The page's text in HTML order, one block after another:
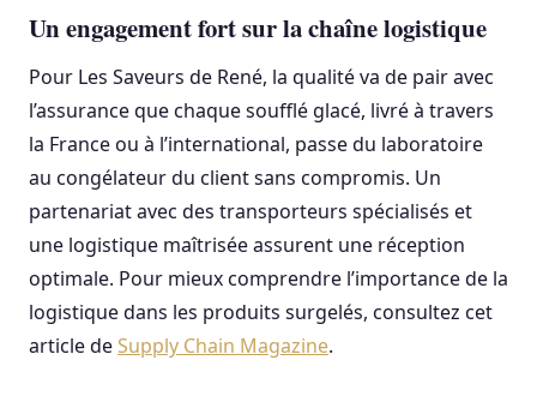
Un engagement fort sur la chaîne logistique
Pour Les Saveurs de René, la qualité va de pair avec
l’assurance que chaque soufflé glacé, livré à travers
la France ou à l’international, passe du laboratoire
au congélateur du client sans compromis. Un
partenariat avec des transporteurs spécialisés et
une logistique maîtrisée assurent une réception
optimale. Pour mieux comprendre l’importance de la
logistique dans les produits surgelés, consultez cet
article deSupply Chain Magazine.